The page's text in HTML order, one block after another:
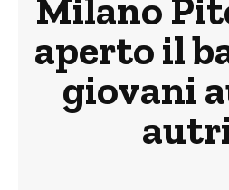
Milano
aperto il
giovani